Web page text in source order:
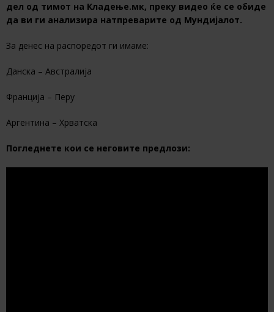
дел од тимот на Кладење.мк, преку видео ќе се обиде
да ви ги анализира натпреварите од Мундијалот.
За денес на распоредот ги имаме:
Данска – Австралија
Франција – Перу
Аргентина – Хрватска
Погледнете кои се неговите предлози: